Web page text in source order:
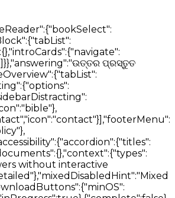
Link","formattingOptions":"Formatting Options","codeLanguage":"Select Code Language"}}},"verseOverview":{"tabList":["Overview","Media","Dictionary","Commentary"],"lowQualityMessage":"The below results may not contain direct answers to your selected verse.","noVerseCommentaryMessage":"No Commentary found for the selected verse. Please try selecting a wider range of verses.","noVerseDictionaryMessage":"No Dictionary definitions found for the selected verse. Please try selecting a wider range of verses.","noVerseMediaMessage":"No Media found for the selected verse. Please try selecting a wider range of verses.","loading":{"commentary":"Loading Commentary","dictionary":"Loading Dictionary"},"dictionaries":"Dictionaries","encyclopedias":"Encyclopedias"},"bibleSelectorTitles":{"books":"Books","chapters":"Chapters","verses":"Verses"},"swipeNavigation":{"prev":"Prev","swipe":"SWIPE","next":"Next"},"betaFeedback":{"title":"Beta Feedback","description":"We are constantly improving our Bible AI. Please share your feedback with us.","form":{"title":"Beta Feedback Form"},"feedbackForm":{"description":" ","experienceRating":{"title":"How would you rate your Bible experience so far?","options":["1 - Poor","2 - Fair","3 - Good","4 - Very Good","5 - Excellent"]},"readingMeans":{"title":"What is your primary method of reading the Bible?","options":["Digitally (Bible apps)","Physic